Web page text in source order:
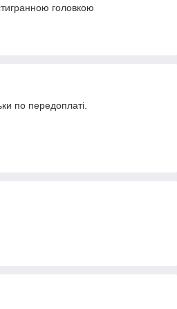
головкою
по передоплаті.